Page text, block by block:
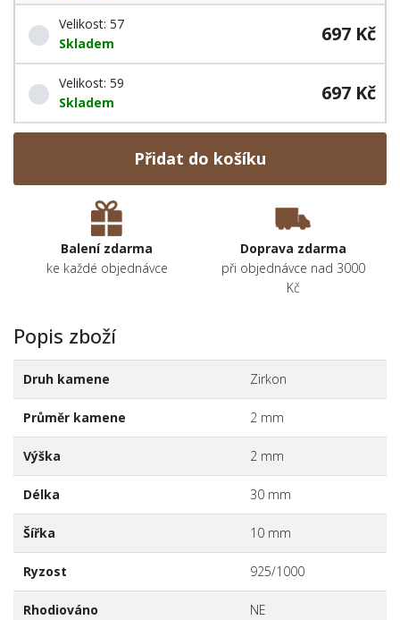
Velikost: 57
Skladem
697 Kč
Velikost: 59
Skladem
697 Kč
Přidat do košíku
Balení zdarma
ke každé objednávce
Doprava zdarma
při objednávce nad 3000
Kč
Popis zboží
Druh kamene Zirkon
Průměr kamene 2 mm
Výška 2 mm
Délka 30 mm
Šířka 10 mm
Ryzost 925/1000
Rhodiováno NE